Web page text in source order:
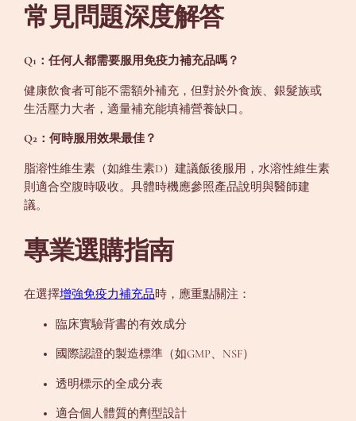
常見問題深度解答
Q1：任何人都需要服用免疫力補充品嗎？
健康飲食者可能不需額外補充，但對於外食族、銀髮族或
生活壓力大者，適量補充能填補營養缺口。
Q2：何時服用效果最佳？
脂溶性維生素（如維生素D）建議飯後服用，水溶性維生素
則適合空腹時吸收。具體時機應參照產品說明與醫師建
議。
專業選購指南
在選擇增強免疫力補充品時，應重點關注：
臨床實驗背書的有效成分
國際認證的製造標準（如GMP、NSF）
透明標示的全成分表
適合個人體質的劑型設計